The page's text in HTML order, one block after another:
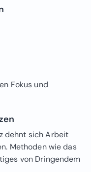
Fokus und
dehnt sich Arbeit
Methoden wie das
von Dringendem